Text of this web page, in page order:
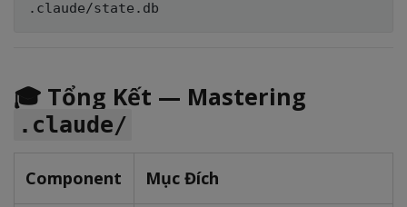
🎓 Tổng Kết — Mastering
.claude/
Component Mục Đích